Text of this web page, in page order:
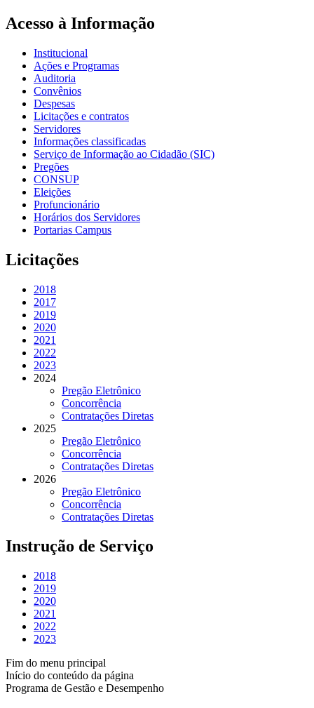
Acesso à Informação
Institucional
Ações e Programas
Auditoria
Convênios
Despesas
Licitações e contratos
Servidores
Informações classificadas
Serviço de Informação ao Cidadão (SIC)
Pregões
CONSUP
Eleições
Profuncionário
Horários dos Servidores
Portarias Campus
Licitações
2018
2017
2019
2020
2021
2022
2023
2024
Pregão Eletrônico
Concorrência
Contratações Diretas
2025
Pregão Eletrônico
Concorrência
Contratações Diretas
2026
Pregão Eletrônico
Concorrência
Contratações Diretas
Instrução de Serviço
2018
2019
2020
2021
2022
2023
Fim do menu principal
Início do conteúdo da página
Programa de Gestão e Desempenho